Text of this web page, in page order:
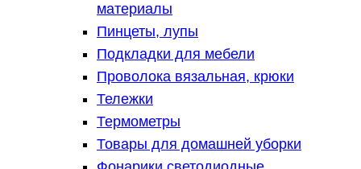
материалы
Пинцеты, лупы
Подкладки для мебели
Проволока вязальная, крюки
Тележки
Термометры
Товары для домашней уборки